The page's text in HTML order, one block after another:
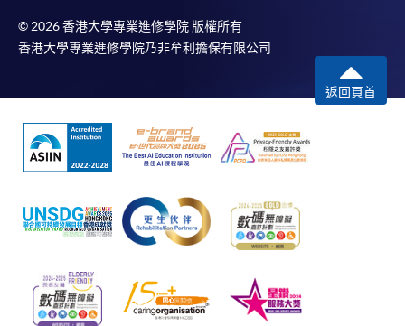
© 2026 香港大學專業進修學院 版權所有
香港大學專業進修學院乃非牟利擔保有限公司
返回頁首